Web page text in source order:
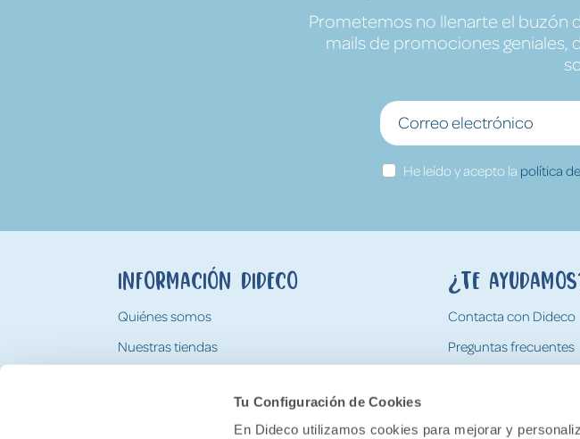
Tu Configuración de Cookies
En Dideco utilizamos cookies para mejorar y
Prometemos no llenarte el buzón
mails de promociones geniales,
He leído y acepto la política
Información Dideco
Quiénes somos
Nuestras tiendas
Tarjeta Regalo Dideco
¿Te
Contacta con Dideco
Preguntas frecuentes